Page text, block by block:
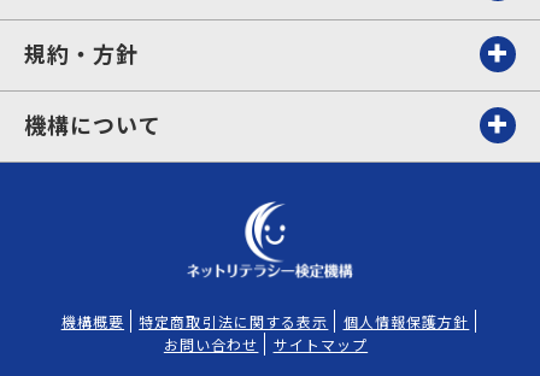
規約・方針
機構について
機構概要 特定商取引法に関する表示
個人情報保護方針
お問い合わせ
サイトマップ